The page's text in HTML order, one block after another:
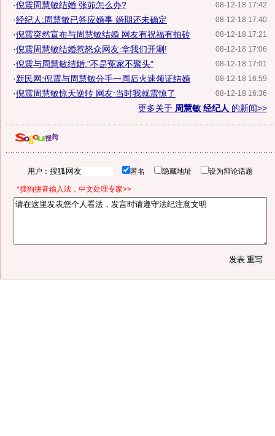
08-12-18 17:42
·倪震周慧敏结婚 张茆怎么办?
08-12-18 17:40
·经纪人:周慧敏已答应婚事 婚期还未确定
08-12-18 17:21
·倪震突然宣布与周慧敏结婚 网友有祝福有拍砖
08-12-18 17:06
·倪震周慧敏结婚惹怒众网友:拿我们开涮!
08-12-18 17:01
·倪震与周慧敏结婚:"不是冤家不聚头"
08-12-18 16:59
·新民网:倪震与周慧敏分手一周后火速领证结婚
08-12-18 16:36
·倪震周慧敏惊天逆转 网友:当时我就震惊了
更多关于 周慧敏 经纪人 的新闻>>
用户： 匿名 隐藏地址 设为辩论话题
*搜狗拼音输入法，中文处理专家>>